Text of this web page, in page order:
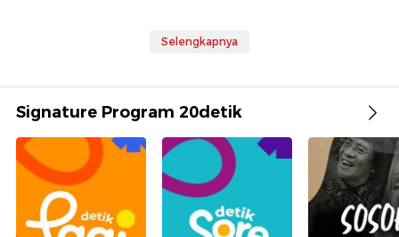
Selengkapnya
Signature Program 20detik